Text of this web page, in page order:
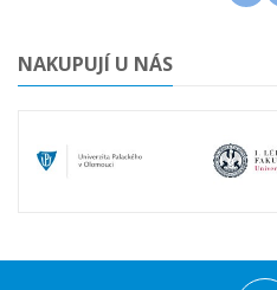
NAKUPUJÍ U NÁS